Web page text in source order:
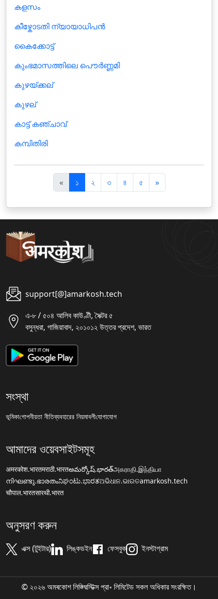
കളസം
കീഴ്കോടതി ന്യായാധിപൻ
കൈക്കോട്ട്
കുംഭമാസത്തിലെ പൌർണ്ണമി
കുഴയ്ക്കല്
കുഴല്
കാട്ട് കഞ്ചാവ്
കമ്പിതിരി
«पि
छ
ला
১ ২ ৩ ৪ ৫ »अ
ग
ला
support[@]amarkosh.tech
এ-৮ / ৫০৪ আলিব কাউণ্টী, সৈক্টর ৫
বসুন্ধরা, গাজিয়াবাদ, ২০১০১২ উত্তর প্রদেশ, ভারত
সংস্থা
ভূমিকাগোপনীয়তা নীতিব্যবহারের নিয়মাবলীযোগাযোগ
আমাদের ওয়েবসাইটসমূহ
अमरकोश.भारतमराठी.भारतఅమర్కోష్.భారత్அகராதி.இந்தியா
നിഘണ്ടു.ഭാരതംನಿಘಂಟು.ಭಾರತଅଭିଧାନ.ଭାରତamarkosh.tech
चौपाल.भारतसारथी.भारत
অনুসরণ করুন
এক্স (টুইটার) লিঙ্কডইন ফেসবুক ইনস্টাগ্রাম
© ২০২৬ অমৰকোশ লিঙ্গ্ৱিস্টিক্স প্রা॰ লিমিটেড সকল অধিকার সংরক্ষিত।